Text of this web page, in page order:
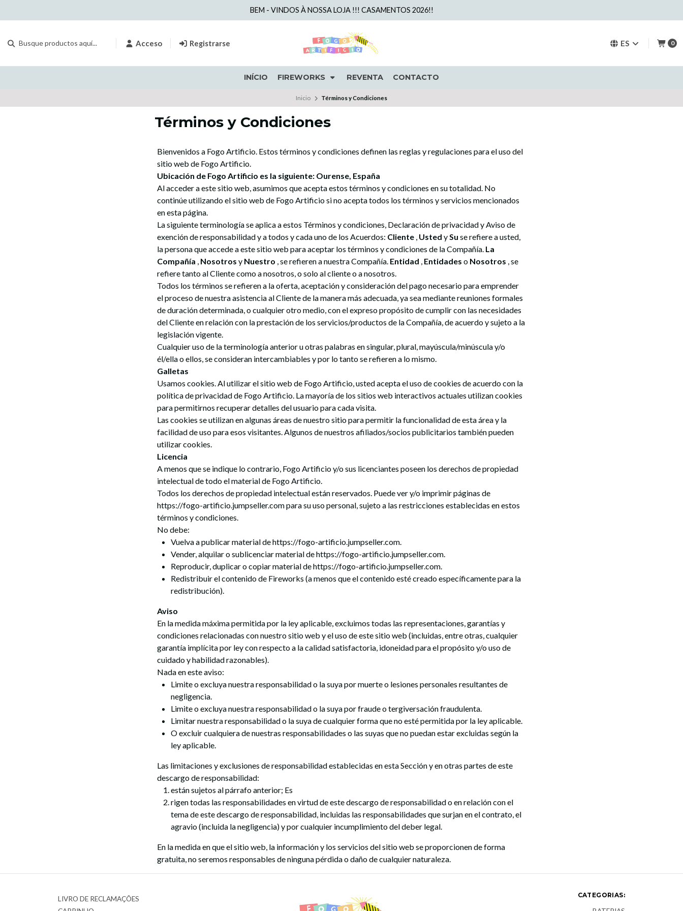
Acceso Registrarse ES 0
INÍCIO FIREWORKS REVENTA CONTACTO
BEM - VINDOS À NOSSA LOJA !!! CASAMENTOS 2026!!
Inicio Términos y Condiciones
Términos y Condiciones
Bienvenidos a Fogo Artificio. Estos términos y condiciones definen las reglas y regulaciones para el uso del
sitio web de Fogo Artificio.
Ubicación de Fogo Artificio es la siguiente: Ourense, España
Al acceder a este sitio web, asumimos que acepta estos términos y condiciones en su totalidad. No
continúe utilizando el sitio web de Fogo Artificio si no acepta todos los términos y servicios mencionados
en esta página.
La siguiente terminología se aplica a estos Términos y condiciones, Declaración de privacidad y Aviso de
exención de responsabilidad y a todos y cada uno de los Acuerdos: Cliente , Usted ySu se refiere a usted,
la persona que accede a este sitio web para aceptar los términos y condiciones de la Compañía. La
Compañía , Nosotros y Nuestro , se refieren a nuestra Compañía. Entidad , Entidades o Nosotros , se
refiere tanto al Cliente como a nosotros, o solo al cliente o a nosotros.
Todos los términos se refieren a la oferta, aceptación y consideración del pago necesario para emprender
el proceso de nuestra asistencia al Cliente de la manera más adecuada, ya sea mediante reuniones formales
de duración determinada, o cualquier otro medio, con el expreso propósito de cumplir con las necesidades
del Cliente en relación con la prestación de los servicios/productos de la Compañía, de acuerdo y sujeto a la
legislación vigente.
Cualquier uso de la terminología anterior u otras palabras en singular, plural, mayúscula/minúscula y/o
él/ella o ellos, se consideran intercambiables y por lo tanto se refieren a lo mismo.
Galletas
Usamos cookies. Al utilizar el sitio web de Fogo Artificio, usted acepta el uso de cookies de acuerdo con la
política de privacidad de Fogo Artificio. La mayoría de los sitios web interactivos actuales utilizan cookies
para permitirnos recuperar detalles del usuario para cada visita.
Las cookies se utilizan en algunas áreas de nuestro sitio para permitir la funcionalidad de esta área y la
facilidad de uso para esos visitantes. Algunos de nuestros afiliados/socios publicitarios también pueden
utilizar cookies.
Licencia
A menos que se indique lo contrario, Fogo Artificio y/o sus licenciantes poseen los derechos de propiedad
intelectual de todo el material de Fogo Artificio.
Todos los derechos de propiedad intelectual están reservados. Puede ver y/o imprimir páginas de
https://fogo-artificio.jumpseller.com para su uso personal, sujeto a las restricciones establecidas en estos
términos y condiciones.
No debe:
Vuelva a publicar material de https://fogo-artificio.jumpseller.com.
Vender, alquilar o sublicenciar material de https://fogo-artificio.jumpseller.com.
Reproducir, duplicar o copiar material de https://fogo-artificio.jumpseller.com.
Redistribuir el contenido de Fireworks (a menos que el contenido esté creado específicamente para la
redistribución).
Aviso
En la medida máxima permitida por la ley aplicable, excluimos todas las representaciones, garantías y
condiciones relacionadas con nuestro sitio web y el uso de este sitio web (incluidas, entre otras, cualquier
garantía implícita por ley con respecto a la calidad satisfactoria, idoneidad para el propósito y/o uso de
cuidado y habilidad razonables).
Nada en este aviso:
Limite o excluya nuestra responsabilidad o la suya por muerte o lesiones personales resultantes de
negligencia.
Limite o excluya nuestra responsabilidad o la suya por fraude o tergiversación fraudulenta.
Limitar nuestra responsabilidad o la suya de cualquier forma que no esté permitida por la ley aplicable.
O excluir cualquiera de nuestras responsabilidades o las suyas que no puedan estar excluidas según la
ley aplicable.
Las limitaciones y exclusiones de responsabilidad establecidas en esta Sección y en otras partes de este
descargo de responsabilidad:
están sujetos al párrafo anterior; Es
rigen todas las responsabilidades en virtud de este descargo de responsabilidad o en relación con el
tema de este descargo de responsabilidad, incluidas las responsabilidades que surjan en el contrato, el
agravio (incluida la negligencia) y por cualquier incumplimiento del deber legal.
En la medida en que el sitio web, la información y los servicios del sitio web se proporcionen de forma
gratuita, no seremos responsables de ninguna pérdida o daño de cualquier naturaleza.
LIVRO DE RECLAMAÇÕES
CATEGORIAS: